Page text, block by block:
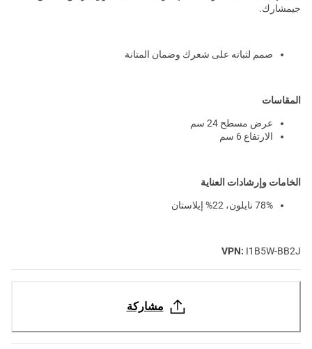
جيمشارك.
صمم لثباته على شعرك وضمان المتانة
المقاسات
عرض مسطح 24 سم
الارتفاع 6 سم
الخامات وإرشادات العناية
78% نايلون، 22% إيلاستان
VPN: I1B5W-BB2J
مشاركة